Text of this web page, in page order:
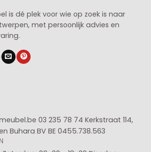
is dé plek voor wie op zoek is naar
met persoonlijk advies en
03 235 78 74 Kerkstraat 114,
Buhara BV BE 0455.738.563